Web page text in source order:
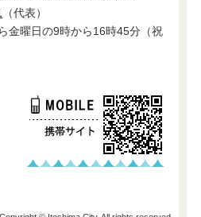
（代表）
金曜日の9時から16時45分（祝